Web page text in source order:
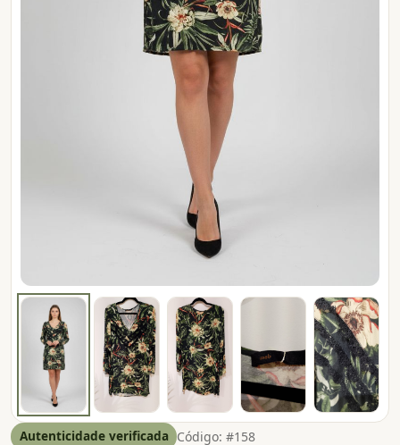
Autenticidade verificada Código: #158